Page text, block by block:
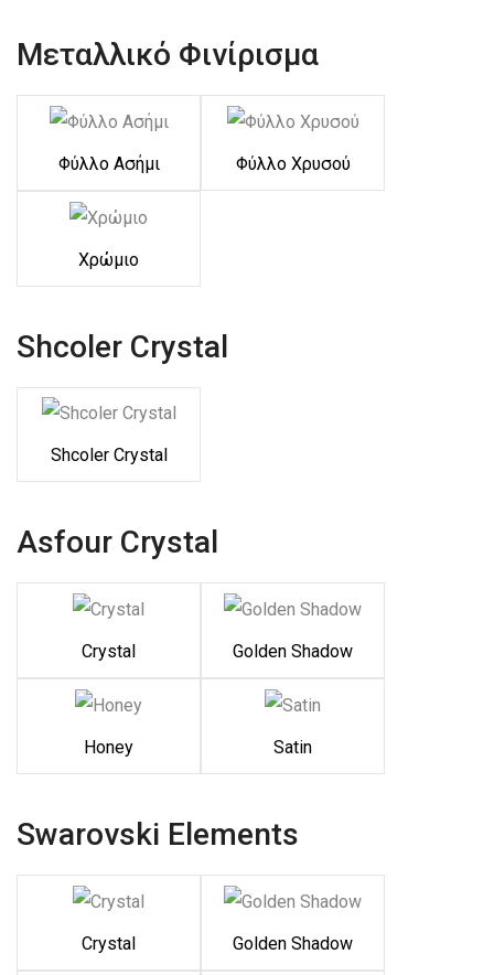
Μεταλλικό Φινίρισμα
Φύλλο Ασήμι Φύλλο Χρυσού
Χρώμιο
Shcoler Crystal
Shcoler Crystal
Asfour Crystal
Crystal Golden Shadow
Honey Satin
Swarovski Elements
Crystal Golden Shadow